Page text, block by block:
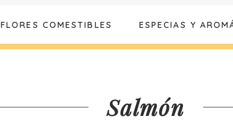
FLORES COMESTIBLES ESPECIAS Y
Salmón